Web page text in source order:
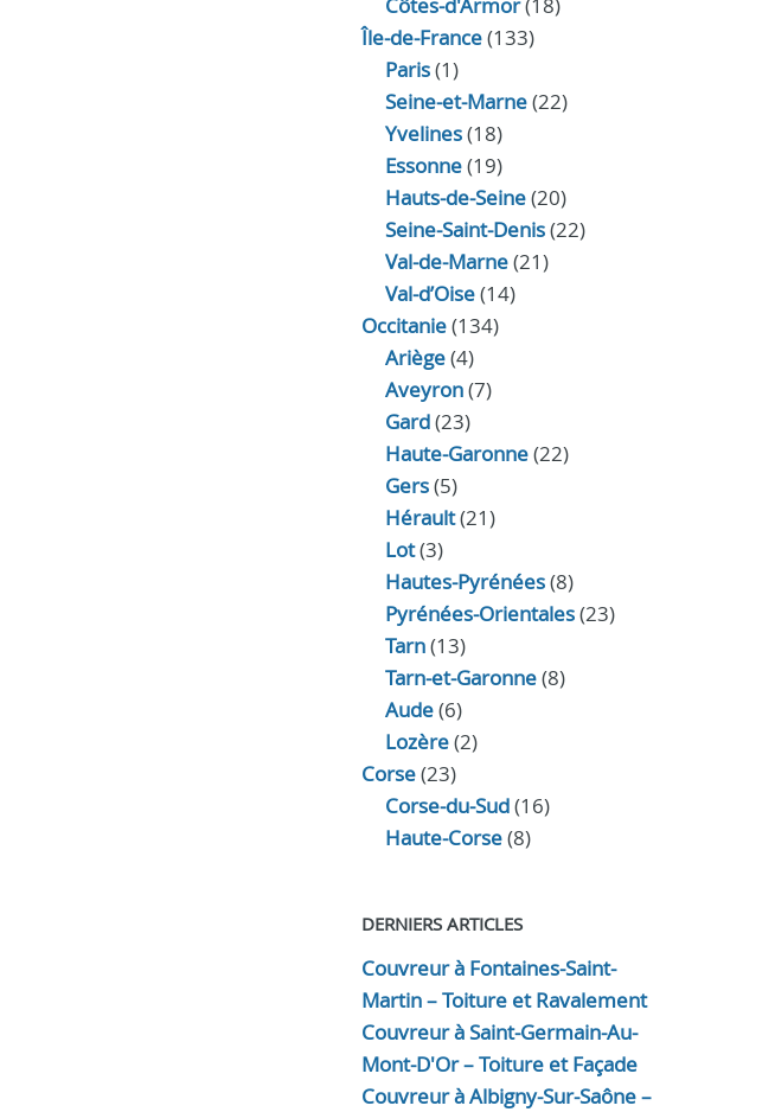
Île-de-France(133)
Paris(1)
Seine-et-Marne(22)
Yvelines(18)
Essonne(19)
Hauts-de-Seine(20)
Seine-Saint-Denis(22)
Val-de-Marne(21)
Val-d’Oise(14)
Occitanie(134)
Ariège(4)
Aveyron(7)
Gard(23)
Haute-Garonne(22)
Gers(5)
Hérault(21)
Lot(3)
Hautes-Pyrénées(8)
Pyrénées-Orientales(23)
Tarn(13)
Tarn-et-Garonne(8)
Aude(6)
Lozère(2)
Corse(23)
Corse-du-Sud(16)
Haute-Corse(8)
DERNIERS ARTICLES
Couvreur à Fontaines-Saint-
Martin – Toiture et Ravalement
Couvreur à Saint-Germain-Au-
Mont-D'Or – Toiture et Façade
Couvreur à Albigny-Sur-Saône –